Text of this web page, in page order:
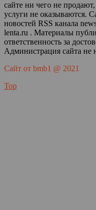
сайте ни чего не
услуги не оказываются.
новостей RSS канала
lenta.ru . Материалы
ответственность за
Администрация сайта не
Сайт от bmb1 @ 2021
Top